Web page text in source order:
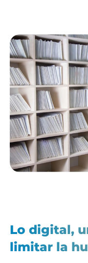
Lo digital,
limitar la